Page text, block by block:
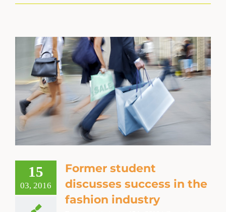
15
03, 2016
Former student
discusses success in the
fashion industry